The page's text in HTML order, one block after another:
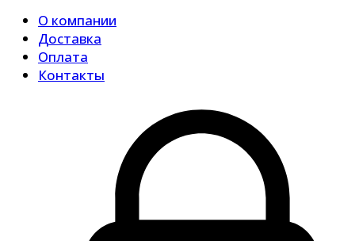
О компании
Доставка
Оплата
Контакты